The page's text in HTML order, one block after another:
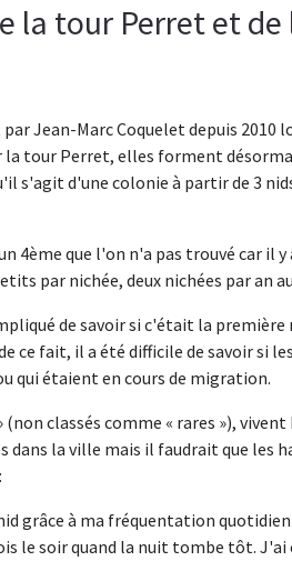
la tour Perret et
Jean-Marc Coquelet depuis 2010
tour Perret, elles forment
s'agit d'une colonie à partir de 3
4ème que l'on n'a pas trouvé car il
par nichée, deux nichées par an
de savoir si c'était la première
ce fait, il a été difficile de savoir si
qui étaient en cours de migration.
(non classés comme « rares »),
dans la ville mais il faudrait que les
grâce à ma fréquentation
le soir quand la nuit tombe tôt. J'ai